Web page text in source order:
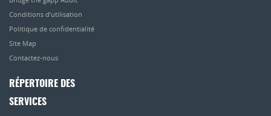
Conditions d’utilisation
Politique de confidentialité
Site Map
Contactez-nous
RÉPERTOIRE DES
SERVICES